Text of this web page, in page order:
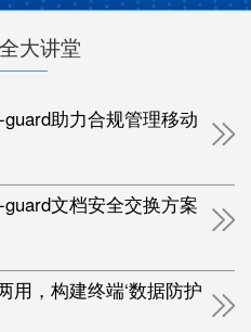
大讲堂
助力合规管理移动
文档安全交换方案
用，构建终端‘数据防护